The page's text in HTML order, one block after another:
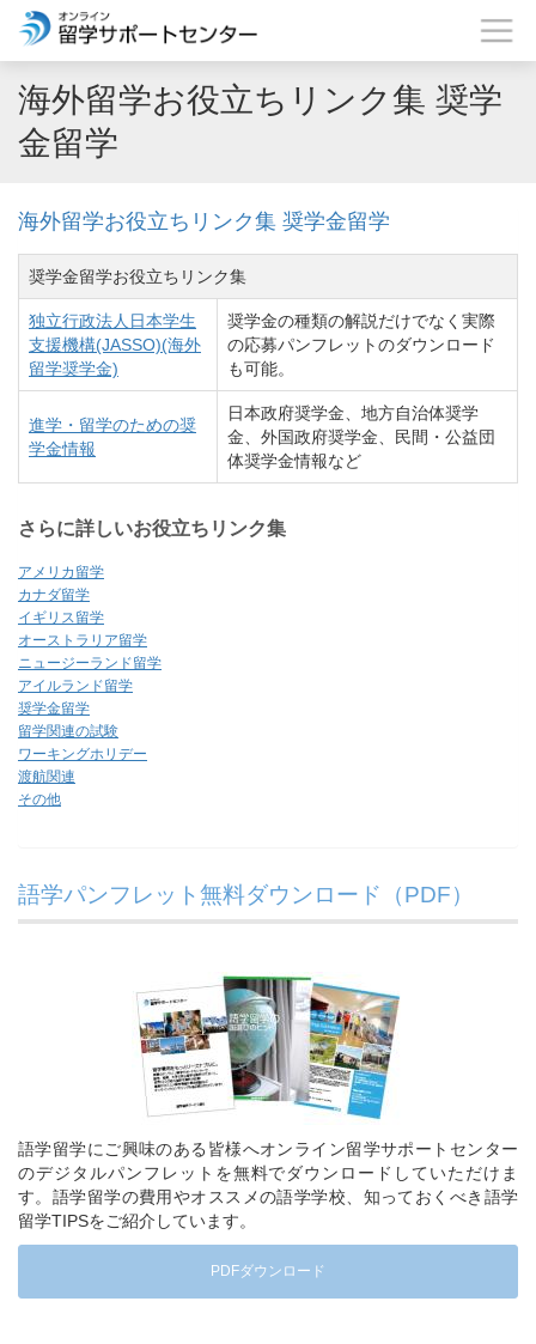
海外留学お役立ちリンク集 奨学
金留学
海外留学お役立ちリンク集 奨学金留学
奨学金留学お役立ちリンク集
独立行政法人日本学生
支援機構(JASSO)(海外
留学奨学金)
奨学金の種類の解説だけでなく実際
の応募パンフレットのダウンロード
も可能。
進学・留学のための奨
学金情報
日本政府奨学金、地方自治体奨学
金、外国政府奨学金、民間・公益団
体奨学金情報など
さらに詳しいお役立ちリンク集
アメリカ留学
カナダ留学
イギリス留学
オーストラリア留学
ニュージーランド留学
アイルランド留学
奨学金留学
留学関連の試験
ワーキングホリデー
渡航関連
その他
語学パンフレット無料ダウンロード（PDF）
語学留学にご興味のある皆様へオンライン留学サポートセンター
のデジタルパンフレットを無料でダウンロードしていただけま
す。語学留学の費用やオススメの語学学校、知っておくべき語学
留学TIPSをご紹介しています。
PDFダウンロード